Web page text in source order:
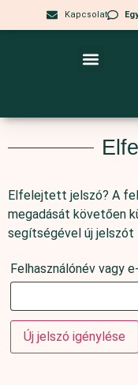
Kapcsolat
Elfelejtett jelszó? A
megadását követően
segítségével új jelszót
Felhasználónév vagy
Új jelszó igénylése